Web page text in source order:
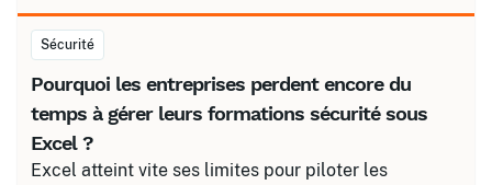
Sécurité
Pourquoi les entreprises perdent encore du
temps à gérer leurs formations sécurité sous
Excel ?
Excel atteint vite ses limites pour piloter les